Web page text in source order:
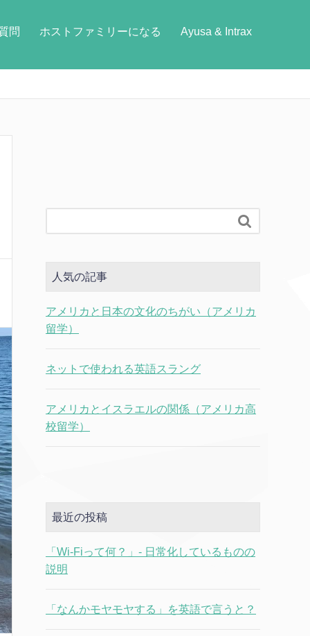
問 ホストファミリーになる Ayusa & Intrax

人気の記事
アメリカと日本の文化のちがい（アメリカ
留学）
ネットで使われる英語スラング
アメリカとイスラエルの関係（アメリカ高
校留学）
最近の投稿
「Wi-Fiって何？」- 日常化しているものの
説明
「なんかモヤモヤする」を英語で言うと？